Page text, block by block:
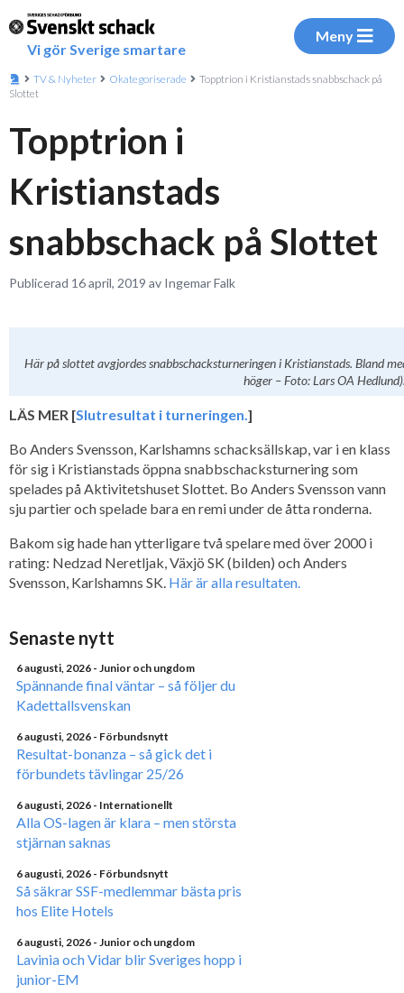
Vi gör Sverige smartare
Meny
TV & Nyheter Okategoriserade
Topptrion i Kristianstads snabbschack på
Slottet
Topptrion i
Kristianstads
snabbschack på Slottet
Publicerad 16 april, 2019 av Ingemar Falk
Här på slottet avgjordes snabbschacksturneringen i Kristianstads. Bland
höger – Foto: Lars OA
LÄS MER [Slutresultat i turneringen.]
Bo Anders Svensson, Karlshamns schacksällskap, var i en klass
för sig i Kristianstads öppna snabbschacksturnering som
spelades på Aktivitetshuset Slottet. Bo Anders Svensson vann
sju partier och spelade bara en remi under de åtta ronderna.
Bakom sig hade han ytterligare två spelare med över 2000 i
rating: Nedzad Neretljak, Växjö SK (bilden) och Anders
Svensson, Karlshamns SK. Här är alla resultaten.
Senaste nytt
6 augusti, 2026 - Junior och ungdom
Spännande final väntar – så följer du
Kadettallsvenskan
6 augusti, 2026 - Förbundsnytt
Resultat-bonanza – så gick det i
förbundets tävlingar 25/26
6 augusti, 2026 - Internationellt
Alla OS-lagen är klara – men största
stjärnan saknas
6 augusti, 2026 - Förbundsnytt
Så säkrar SSF-medlemmar bästa pris
hos Elite Hotels
6 augusti, 2026 - Junior och ungdom
Lavinia och Vidar blir Sveriges hopp i
junior-EM